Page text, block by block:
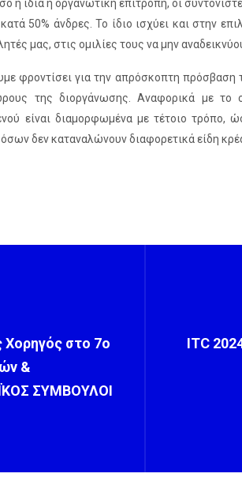
η ίδια η οργανωτική επιτροπή, οι
κατά 50% άνδρες. Το ίδιο ισχύει και στην
μας, στις ομιλίες τους να μην
φροντίσει για την απρόσκοπτη
της διοργάνωσης. Αναφορικά με τo
είναι διαμορφωμένα με τέτοιο
δεν καταναλώνουν διαφορετικά είδη
Χορηγός στο 7ο
&
ΣΥΜΒΟΥΛΟΙ
ITC